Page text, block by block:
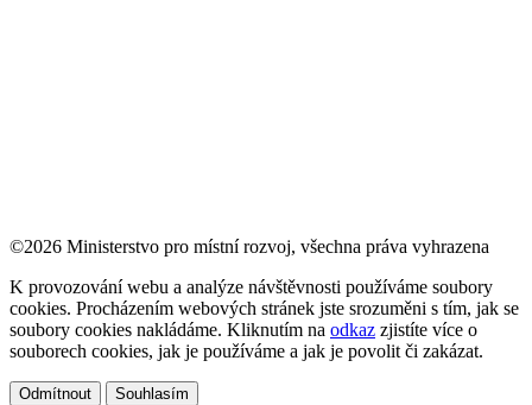
©2026 Ministerstvo pro místní rozvoj, všechna práva vyhrazena
K provozování webu a analýze návštěvnosti používáme soubory
cookies. Procházením webových stránek jste srozuměni s tím, jak se
soubory cookies nakládáme. Kliknutím na odkaz zjistíte více o
souborech cookies, jak je používáme a jak je povolit či zakázat.
Odmítnout
Souhlasím